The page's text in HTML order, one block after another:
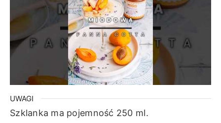
UWAGI
Szklanka ma pojemność 250 ml.